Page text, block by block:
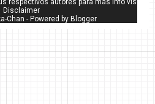
respectivos autores para más info visita
Disclaimer
Chan - Powered by Blogger